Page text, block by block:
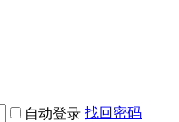
自动登录 找回密码